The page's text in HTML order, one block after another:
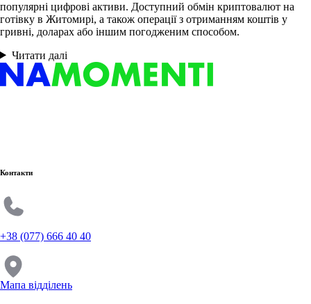
популярні цифрові активи. Доступний обмін криптовалют на
готівку в Житомирі, а також операції з отриманням коштів у
гривні, доларах або іншим погодженим способом.
Читати далі
Контакти
+38 (077) 666 40 40
Мапа відділень